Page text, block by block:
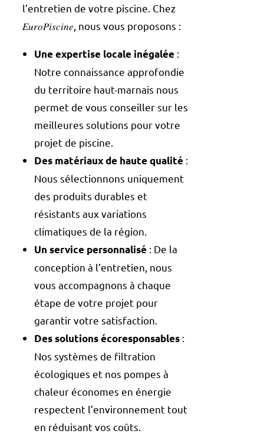
l’entretien de votre piscine. Chez
𝐸𝑢𝑟𝑜𝑃𝑖𝑠𝑐𝑖𝑛𝑒, nous vous proposons :
Une expertise locale inégalée :
Notre connaissance approfondie
du territoire haut-marnais nous
permet de vous conseiller sur les
meilleures solutions pour votre
projet de piscine.
Des matériaux de haute qualité :
Nous sélectionnons uniquement
des produits durables et
résistants aux variations
climatiques de la région.
Un service personnalisé : De la
conception à l’entretien, nous
vous accompagnons à chaque
étape de votre projet pour
garantir votre satisfaction.
Des solutions écoresponsables :
Nos systèmes de filtration
écologiques et nos pompes à
chaleur économes en énergie
respectent l’environnement tout
en réduisant vos coûts.